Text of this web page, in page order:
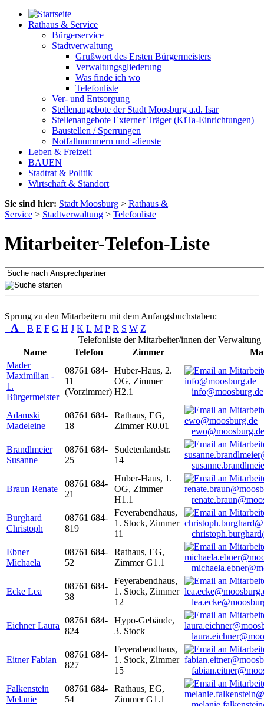
Rathaus & Service
Bürgerservice
Stadtverwaltung
Grußwort des Ersten Bürgermeisters
Verwaltungsgliederung
Was finde ich wo
Telefonliste
Ver- und Entsorgung
Stellenangebote der Stadt Moosburg a.d. Isar
Stellenangebote Externer Träger (KiTa-Einrichtungen)
Baustellen / Sperrungen
Notfallnummern und -dienste
Leben & Freizeit
BAUEN
Stadtrat & Politik
Wirtschaft & Standort
Sie sind hier: Stadt Moosburg > Rathaus &
Service > Stadtverwaltung > Telefonliste
Mitarbeiter-Telefon-Liste
Sprung zu den Mitarbeitern mit dem Anfangsbuchstaben:
A B E F G H J K L M P R S W Z
Telefonliste der Mitarbeiter/innen der Verwaltung
Name
Telefon Zimmer
Mader
Maximilian -
1.
Bürgermeister
08761 684-
11
(Vorzimmer)
Huber-Haus, 2.
OG, Zimmer
H2.1
info@moosburg.de
Adamski
Madeleine
08761 684-
18
Rathaus, EG,
Zimmer R0.01
ewo@moosburg.de
Brandlmeier
Susanne
08761 684-
25
Sudetenlandstr.
14
Braun Renate
08761 684-
21
Huber-Haus, 1.
OG, Zimmer
H1.1
Burghard
Christoph
08761 684-
819
Feyerabendhaus,
1. Stock, Zimmer
11
Ebner
Michaela
08761 684-
52
Rathaus, EG,
Zimmer G1.1
Ecke Lea
08761 684-
38
Feyerabendhaus,
1. Stock, Zimmer
12
Eichner Laura
08761 684-
824
Hypo-Gebäude,
3. Stock
Eitner Fabian
08761 684-
827
Feyerabendhaus,
1. Stock, Zimmer
15
Falkenstein
Melanie
08761 684-
54
Rathaus, EG,
Zimmer G1.1